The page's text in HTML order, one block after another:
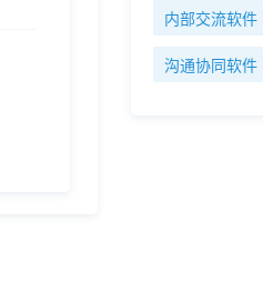
内部交流软件
沟通协同软件